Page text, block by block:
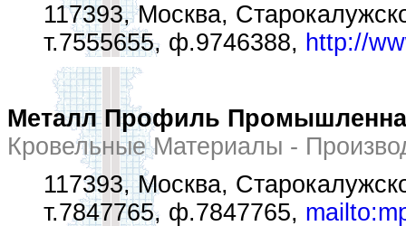
117393, Москва,
т.7555655, ф.9746388, http://
Металл Профиль
Кровельные Материалы -
117393, Москва,
т.7847765, ф.7847765,